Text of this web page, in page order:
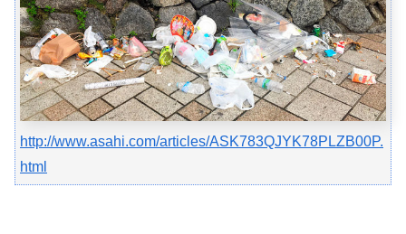
http://www.asahi.com/articles/ASK783QJYK78PLZB00P.
html